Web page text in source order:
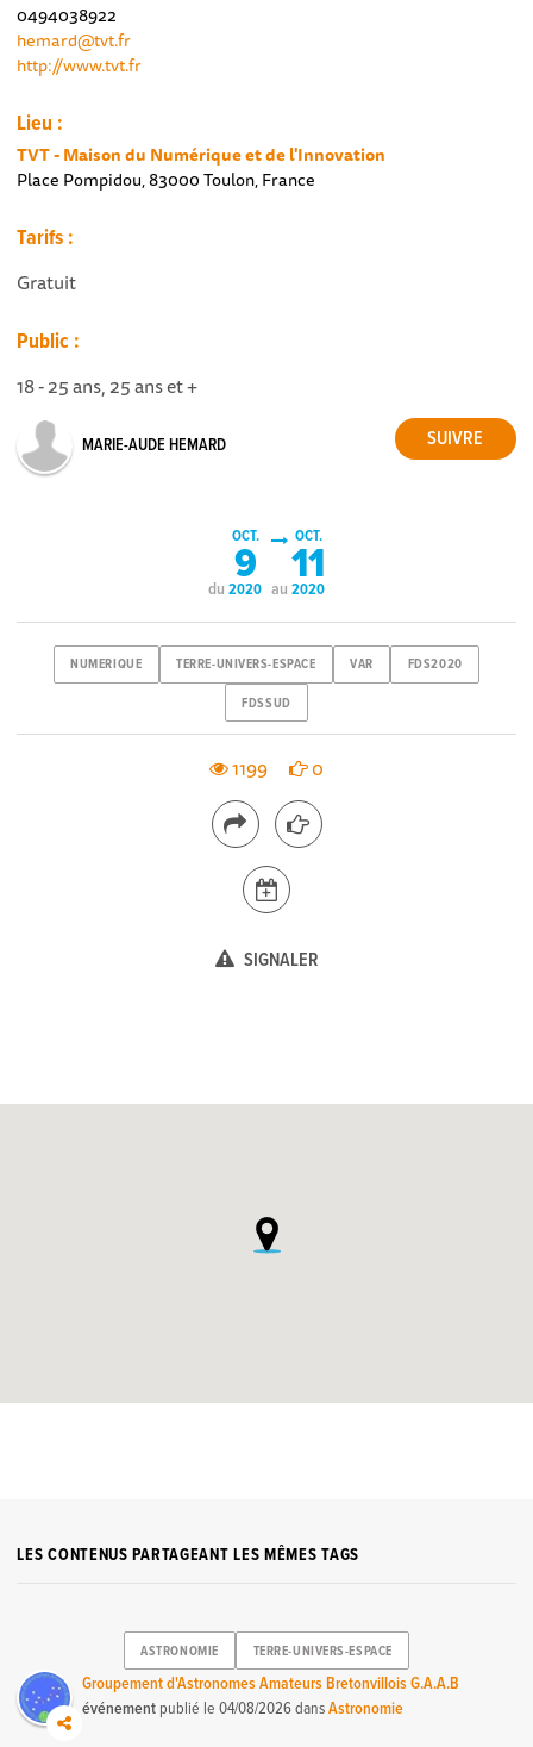
0494038922
hemard@tvt.fr
http://www.tvt.fr
Lieu :
TVT - Maison du Numérique et de l'Innovation
Place Pompidou, 83000 Toulon, France
Tarifs :
Gratuit
Public :
18 - 25 ans, 25 ans et +
MARIE-AUDE HEMARD
du
OCT.
9
2020 au
OCT.
11
2020
NUMERIQUE TERRE-UNIVERS-ESPACE VAR FDS2020
FDSSUD
1199 0
SIGNALER
LES CONTENUS PARTAGEANT LES MÊMES TAGS
ASTRONOMIE TERRE-UNIVERS-ESPACE
Groupement d'Astronomes Amateurs Bretonvillois G.A.A.B
événement publié le04/08/2026dansAstronomie